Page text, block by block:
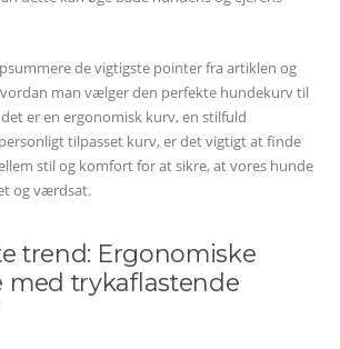
de vigtigste pointer fra artiklen og
man vælger den perfekte hundekurv til
er en ergonomisk kurv, en stilfuld
tilpasset kurv, er det vigtigt at finde
stil og komfort for at sikre, at vores hunde
og værdsat.
trend: Ergonomiske
med trykaflastende